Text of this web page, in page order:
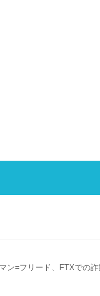
ン=フリード、FTXでの